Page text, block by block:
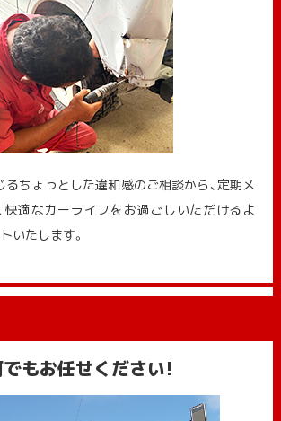
るちょっとした違和感のご相談から、定期メ
快適なカーライフをお過ごしいただけるよ
いたします。
もお任せください!